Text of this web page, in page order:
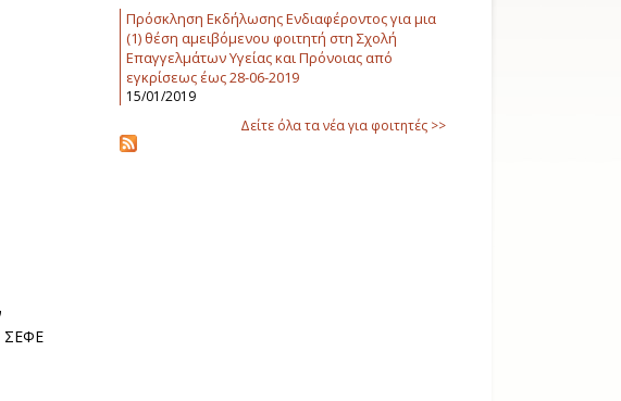
ΣΕΦΕ
Πρόσκληση Εκδήλωσης Ενδιαφέροντος για μια
(1) θέση αμειβόμενου φοιτητή στη Σχολή
Επαγγελμάτων Υγείας και Πρόνοιας από
εγκρίσεως έως 28-06-2019
15/01/2019
Δείτε όλα τα νέα για φοιτητές >>